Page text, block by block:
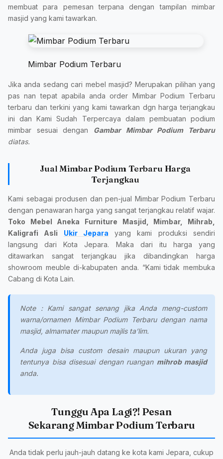
membuat para pemesan terpana dengan tampilan mimbar
masjid yang kami tawarkan.
Mimbar Podium Terbaru
Jika anda sedang cari mebel masjid? Merupakan pilihan yang
pas nan tepat apabila anda order Mimbar Podium Terbaru
terbaru dan terkini yang kami tawarkan dgn harga terjangkau
ini dan Kami Sudah Terpercaya dalam pembuatan podium
mimbar sesuai dengan Gambar Mimbar Podium Terbaru
diatas.
Jual Mimbar Podium Terbaru Harga
Terjangkau
Kami sebagai produsen dan pen-jual Mimbar Podium Terbaru
dengan penawaran harga yang sangat terjangkau relatif wajar.
Toko Mebel Aneka Furniture Masjid, Mimbar, Mihrab,
Kaligrafi Asli Ukir Jepara yang kami produksi sendiri
langsung dari Kota Jepara. Maka dari itu harga yang
ditawarkan sangat terjangkau jika dibandingkan harga
showroom meuble di-kabupaten anda. “Kami tidak membuka
Cabang di Kota Lain.
Note : Kami sangat senang jika Anda meng-custom
warna/ornamen Mimbar Podium Terbaru dengan nama
masjid, almamater maupun majlis ta’lim.
Anda juga bisa custom desain maupun ukuran yang
tentunya bisa disesuai dengan ruangan mihrob masjid
anda.
Tunggu Apa Lagi?! Pesan
Sekarang Mimbar Podium Terbaru
Anda tidak perlu jauh-jauh datang ke kota kami Jepara, cukup